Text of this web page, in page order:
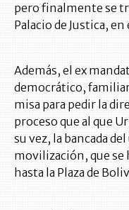
pero finalmente se
Palacio de Justica,
Además, el ex
democrático,
misa para pedir la
proceso que al que
su vez, la bancada
movilización, que se
hasta la Plaza de